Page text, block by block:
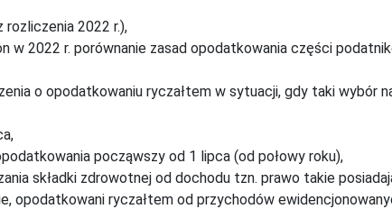
rozliczenia 2022 r.),
w 2022 r. porównanie zasad opodatkowania części
o opodatkowaniu ryczałtem w sytuacji, gdy taki wybór
począwszy od 1 lipca (od połowy roku),
składki zdrowotnej od dochodu tzn. prawo takie
opodatkowani ryczałtem od przychodów